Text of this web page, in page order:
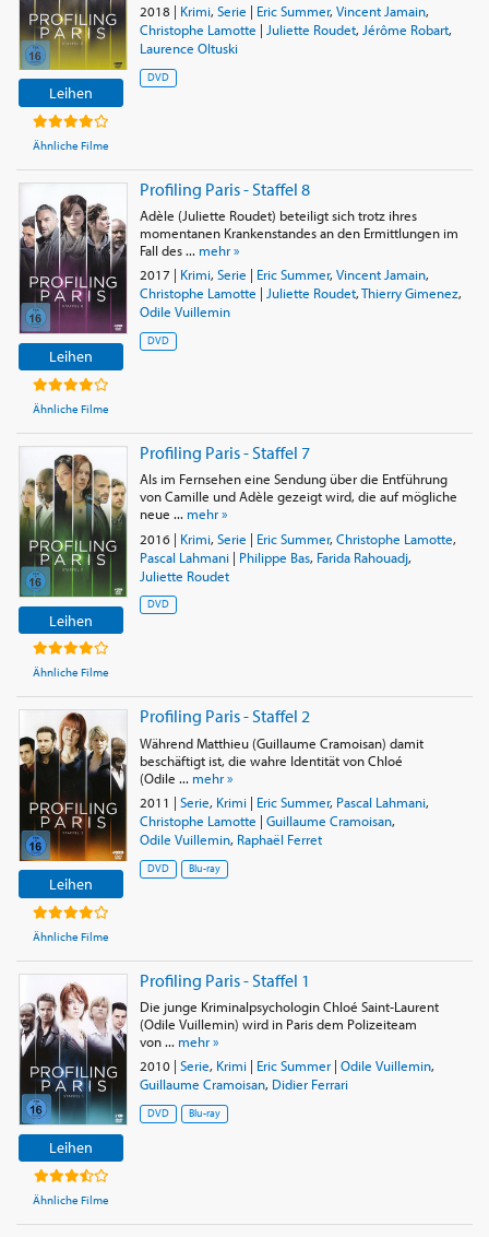
Leihen
Ähnliche Filme
2018| Krimi, Serie | Eric Summer, Vincent Jamain,
Christophe Lamotte | Juliette Roudet, Jérôme Robart,
Laurence Oltuski
DVD
Leihen
Ähnliche Filme
Profiling Paris - Staffel 8
Adèle (Juliette Roudet) beteiligt sich trotz ihres
momentanen Krankenstandes an den Ermittlungen im
Fall des ... mehr »
2017 | Krimi, Serie | Eric Summer, Vincent Jamain,
Christophe Lamotte | Juliette Roudet,Thierry Gimenez,
Odile Vuillemin
DVD
Leihen
Ähnliche Filme
Profiling Paris - Staffel 7
Als im Fernsehen eine Sendung über die Entführung
von Camille und Adèle gezeigt wird, die auf mögliche
neue ... mehr »
2016| Krimi, Serie | Eric Summer, Christophe Lamotte,
Pascal Lahmani| Philippe Bas, Farida Rahouadj,
Juliette Roudet
DVD
Leihen
Ähnliche Filme
Profiling Paris - Staffel 2
Während Matthieu (Guillaume Cramoisan) damit
beschäftigt ist, die wahre Identität von Chloé
(Odile ... mehr »
2011 | Serie, Krimi| Eric Summer, Pascal Lahmani,
Christophe Lamotte | Guillaume Cramoisan,
Odile Vuillemin, Raphaël Ferret
DVD Blu-ray
Leihen
Ähnliche Filme
Profiling Paris - Staffel 1
Die junge Kriminalpsychologin Chloé Saint-Laurent
(Odile Vuillemin) wird in Paris dem Polizeiteam
von ... mehr »
2010| Serie, Krimi| Eric Summer| Odile Vuillemin,
Guillaume Cramoisan, Didier Ferrari
DVD Blu-ray